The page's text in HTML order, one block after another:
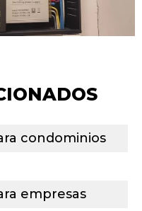
condominios
empresas